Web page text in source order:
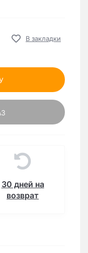
В закладки
30 дней на
возврат